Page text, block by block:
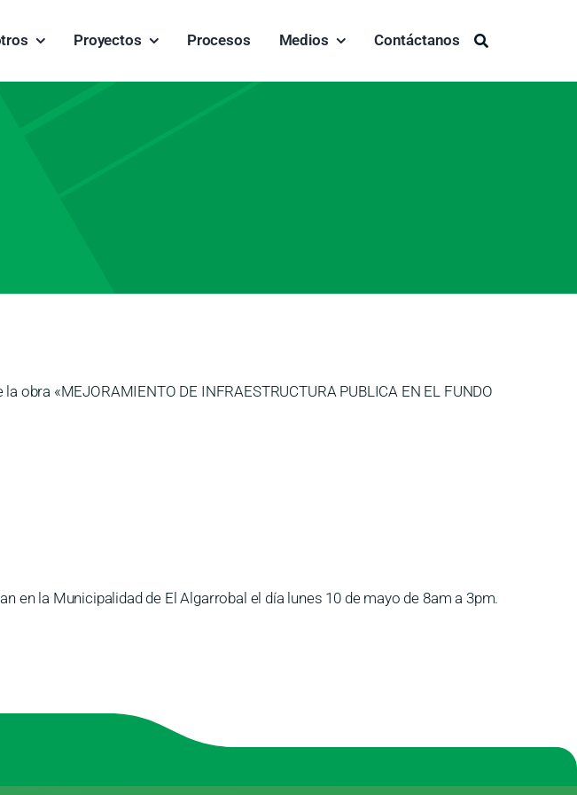
Proyectos Procesos Medios Contáctanos
Buscar:
«MEJORAMIENTO DE INFRAESTRUCTURA PUBLICA EN EL FUNDO
en la Municipalidad de El Algarrobal el día lunes 10 de mayo de 8am a 3pm.